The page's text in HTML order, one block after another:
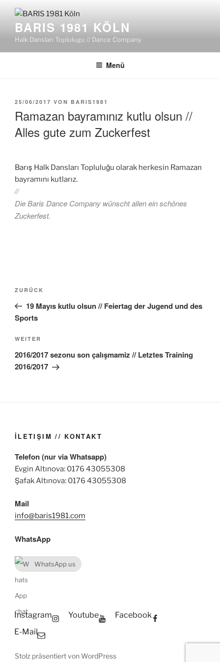
Inhalt
springenBARIS 1981 KÖLN
Halk Dansları Toplulugu // Dance Company
Menü
VERÖFFENTLICHT
25/06/2017 VON BARIS1981
Ramazan bayramınız kutlu olsun //
Alles gute zum Zuckerfest
Barış Halk Dansları Topluluğu olarak herkesin Ramazan
bayramını kutlarız.
//
Die Baris Dance Company wünscht allen ein schönes
Zuckerfest.
Beitragsnavigation
Vorheriger
Beitrag
ZURÜCK
19 Mayıs kutlu olsun // Feiertag der Jugend und des
Sports
Nächster
Beitrag
WEITER
2016/2017 sezonu son çalışmamiz // Letztes Training
2016/2017
İLETIŞIM // KONTAKT
Telefon (nur via Whatsapp)
Evgin Altınova: 0176 43055308
Şafak Altınova: 0176 43055308
Mail
info@baris1981.com
WhatsApp
WhatsApp us
Instagram Youtube
Facebook
E-Mail
Stolz präsentiert von WordPress